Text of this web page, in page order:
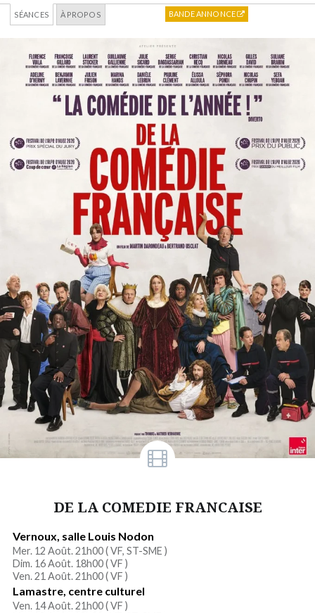
SÉANCES À PROPOS BANDE ANNONCE
DE LA COMEDIE FRANCAISE
Vernoux, salle Louis Nodon
Mer. 12 Août. 21h00 (VF, ST-SME )
Dim. 16 Août. 18h00 (VF )
Ven. 21 Août. 21h00 (VF )
Lamastre, centre culturel
Ven. 14 Août. 21h00 (VF )